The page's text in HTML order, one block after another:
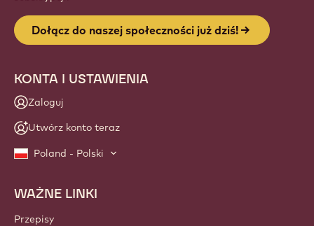
Dołącz do naszej społeczności już dziś!
KONTA I USTAWIENIA
Zaloguj
Utwórz konto teraz
Poland - Polski
Footer
Callebaut
WAŻNE LINKI
Przepisy